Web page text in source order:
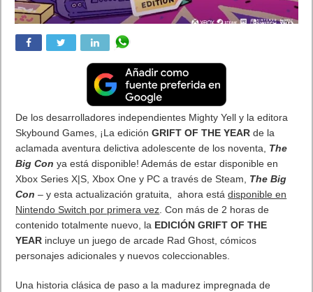
De los desarrolladores independientes Mighty Yell y la editora
Skybound Games, ¡La ediciónGRIFT OF THE YEAR de la
aclamada aventura delictiva adolescente de los noventa, The
Big Con ya está disponible! Además de estar disponible en
Xbox Series X|S, Xbox One y PC a través de Steam, The Big
Con– y esta actualización gratuita, ahora estádisponible en
Nintendo Switch por primera vez. Con más de 2 horas de
contenido totalmente nuevo, la EDICIÓN GRIFT OF THE
YEAR incluye un juego de arcade Rad Ghost, cómicos
personajes adicionales y nuevos coleccionables.
Una historia clásica de paso a la madurez impregnada de